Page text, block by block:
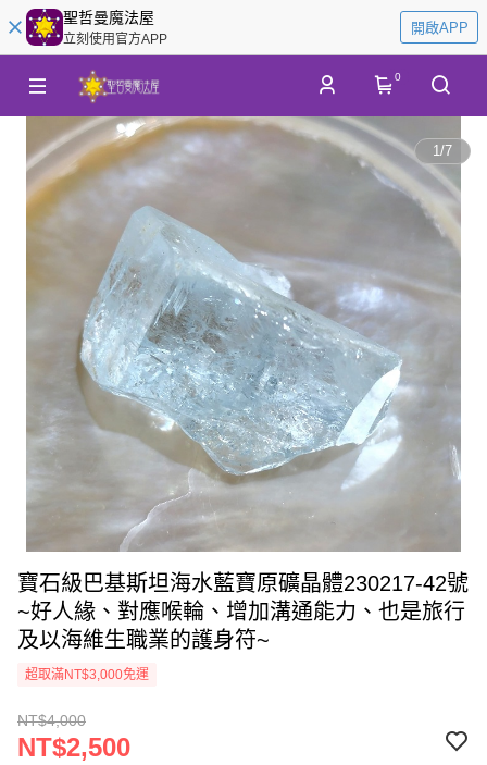
聖哲曼魔法屋
立刻使用官方APP
開啟APP
0
1/7
寶石級巴基斯坦海水藍寶原礦晶體230217-42號
~好人緣、對應喉輪、增加溝通能力、也是旅行
及以海維生職業的護身符~
超取滿NT$3,000免運
NT$4,000
NT$2,500